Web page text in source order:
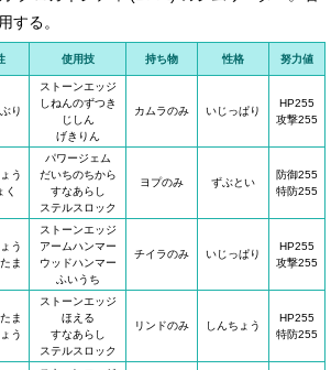
する。
使用技 持ち物 性格 努力値
り
ストーンエッジ
しねんのずつき
じしん
げきりん
カムラのみ いじっぱり
HP255
攻撃255
う
く
パワージェム
だいちのちから
すなあらし
ステルスロック
ヨプのみ ずぶとい
防御255
特防255
う
ま
ストーンエッジ
アームハンマー
ウッドハンマー
ふいうち
チイラのみ いじっぱり
HP255
攻撃255
ま
う
ストーンエッジ
ほえる
すなあらし
ステルスロック
リンドのみ しんちょう
HP255
特防255